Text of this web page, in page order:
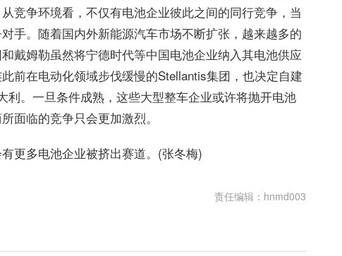
竞争环境看，不仅有电池企业彼此之间的同行竞争，当
手。随着国内外新能源汽车市场不断扩张，越来越多的
戴姆勒虽然将宁德时代等中国电池企业纳入其电池供应
前在电动化领域步伐缓慢的Stellantis集团，也决定自建
。一旦条件成熟，这些大型整车企业或许将抛开电池
面临的竞争只会更加激烈。
更多电池企业被挤出赛道。(张冬梅)
责任编辑：hnmd003